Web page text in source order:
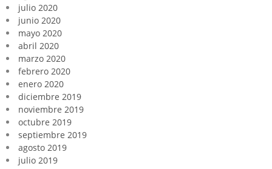
julio 2020
junio 2020
mayo 2020
abril 2020
marzo 2020
febrero 2020
enero 2020
diciembre 2019
noviembre 2019
octubre 2019
septiembre 2019
agosto 2019
julio 2019